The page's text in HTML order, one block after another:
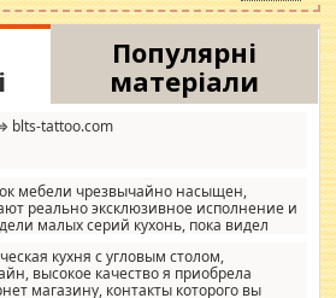
Популярні
матеріали
blts-tattoo.com
мебели чрезвычайно насыщен,
реально эксклюзивное исполнение и
малых серий кухонь, пока видел
креативненько и что главное -
без ненужных наворотов удорожающих
фактор.
кухня с угловым столом,
высокое качество я приобрела
магазину, контакты которого вы